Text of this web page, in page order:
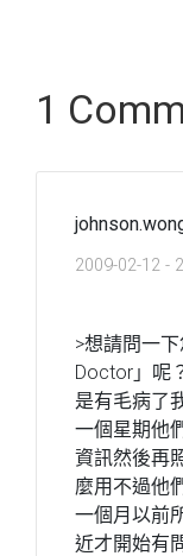
1
2009-02-12 -
>想請問一
Doctor」呢
是有毛病了
一個星期他
資訊然後再
麼用不過他
一個月以前
近才開始有